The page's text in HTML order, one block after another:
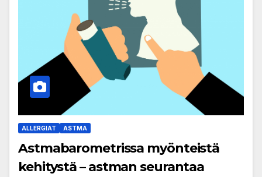
ALLERGIAT ASTMA
Astmabarometrissa myönteistä
kehitystä – astman seurantaa